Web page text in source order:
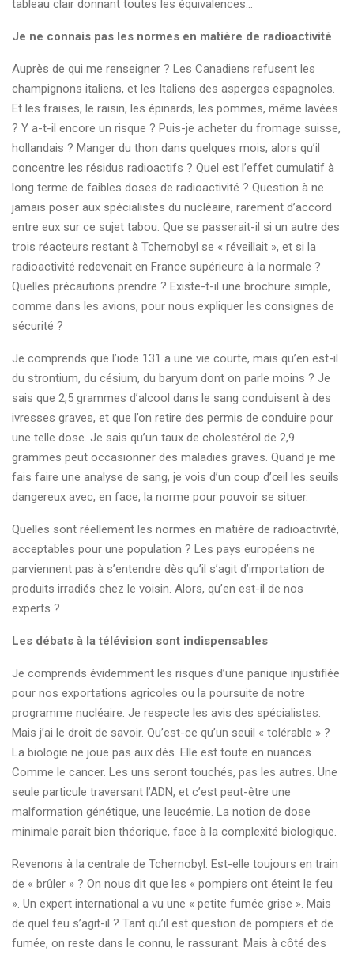
tableau clair donnant toutes les équivalences...
Je ne connais pas les normes en matière de radioactivité
Auprès de qui me renseigner ? Les Canadiens refusent les
champignons italiens, et les Italiens des asperges espagnoles.
Et les fraises, le raisin, les épinards, les pommes, même lavées
? Y a-t-il encore un risque ? Puis-je acheter du fromage suisse,
hollandais ? Manger du thon dans quelques mois, alors qu’il
concentre les résidus radioactifs ? Quel est l’effet cumulatif à
long terme de faibles doses de radioactivité ? Question à ne
jamais poser aux spécialistes du nucléaire, rarement d’accord
entre eux sur ce sujet tabou. Que se passerait-il si un autre des
trois réacteurs restant à Tchernobyl se « réveillait », et si la
radioactivité redevenait en France supérieure à la normale ?
Quelles précautions prendre ? Existe-t-il une brochure simple,
comme dans les avions, pour nous expliquer les consignes de
sécurité ?
Je comprends que l’iode 131 a une vie courte, mais qu’en est-il
du strontium, du césium, du baryum dont on parle moins ? Je
sais que 2,5 grammes d’alcool dans le sang conduisent à des
ivresses graves, et que l’on retire des permis de conduire pour
une telle dose. Je sais qu’un taux de cholestérol de 2,9
grammes peut occasionner des maladies graves. Quand je me
fais faire une analyse de sang, je vois d’un coup d’œil les seuils
dangereux avec, en face, la norme pour pouvoir se situer.
Quelles sont réellement les normes en matière de radioactivité,
acceptables pour une population ? Les pays européens ne
parviennent pas à s’entendre dès qu’il s’agit d’importation de
produits irradiés chez le voisin. Alors, qu’en est-il de nos
experts ?
Les débats à la télévision sont indispensables
Je comprends évidemment les risques d’une panique injustifiée
pour nos exportations agricoles ou la poursuite de notre
programme nucléaire. Je respecte les avis des spécialistes.
Mais j’ai le droit de savoir. Qu’est-ce qu’un seuil « tolérable » ?
La biologie ne joue pas aux dés. Elle est toute en nuances.
Comme le cancer. Les uns seront touchés, pas les autres. Une
seule particule traversant l’ADN, et c’est peut-être une
malformation génétique, une leucémie. La notion de dose
minimale paraît bien théorique, face à la complexité biologique.
Revenons à la centrale de Tchernobyl. Est-elle toujours en train
de « brûler » ? On nous dit que les « pompiers ont éteint le feu
». Un expert international a vu une « petite fumée grise ». Mais
de quel feu s’agit-il ? Tant qu’il est question de pompiers et de
fumée, on reste dans le connu, le rassurant. Mais à côté des